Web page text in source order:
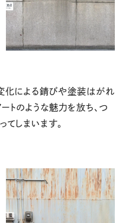
化による錆びや塗装はがれ
トのような魅力を放ち、つ
しまいます。